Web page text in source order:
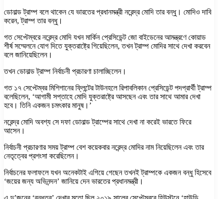
ডোনাল্ড ট্রাম্প বলে থাকেন যে ভারতের প্রধানমন্ত্রী নরেন্দ্র মোদি তার বন্ধু। মোদিও দাবি
করেন, ট্রাম্প তার বন্ধু।
গত সেপ্টেম্বরে নরেন্দ্র মোদি যখন মার্কিন প্রেসিডেন্ট জো বাইডেনের আমন্ত্রণে কোয়াড
শীর্ষ সম্মেলনে যোগ দিতে যুক্তরাষ্ট্রে গিয়েছিলেন, তখন ট্রাম্প মোদির সাথে দেখা করবেন
বলে জানিয়েছিলেন।
তখন ডোনাল্ড ট্রাম্প নির্বাচনী প্রচারণা চালাচ্ছিলেন।
গত ১৭ সেপ্টেম্বর মিশিগানের ফ্লিন্টের টাউনহলে রিপাবলিকান প্রেসিডেন্ট পদপ্রার্থী ট্রাম্প
বলেছিলেন, ‘আগামী সপ্তাহে মোদি যুক্তরাষ্ট্রে আসছেন এবং তার সাথে আমার দেখা
হবে। তিনি একজন চমৎকার মানুষ।’
নরেন্দ্র মোদি অবশ্য সে দফা ডোনাল্ড ট্রাম্পের সাথে দেখা না করেই ভারতে ফিরে
আসেন।
নির্বাচনী প্রচারণার সময় ট্রাম্প বেশ কয়েকবার নরেন্দ্র মোদির নাম নিয়েছিলেন এবং তার
নেতৃত্বের প্রশংসা করেছিলেন।
নির্বাচনের ফলাফলে যখন অনেকটাই এগিয়ে গেছেন তখনই ট্রাম্পকে একজন বন্ধু হিসেবে
‘জয়ের জন্য অভিনন্দন’ জানিয়ে দেন ভারতের প্রধানমন্ত্রী।